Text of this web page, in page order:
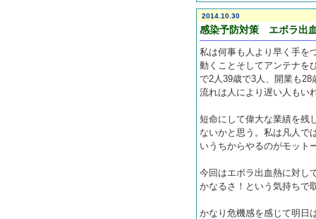
2014.10.30
感染予防対策 エボラ出
私は何事も人より早く手を
動くことそしてアンテナを
で2人39歳で3人、開業も
流れは人により遅い人もい
短命にして偉大な業績を残
ないかと思う。私は凡人で
いうちからやるのがモット
今回はエボラ出血熱に対し
かなるさ！という気持ちで
かなり危機感を感じて明日